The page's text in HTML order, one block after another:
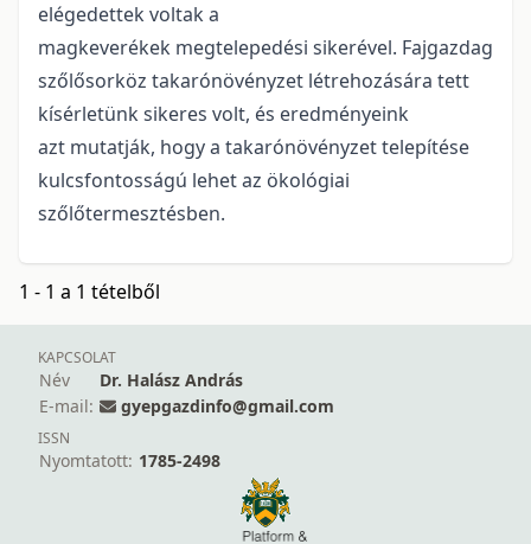
elégedettek voltak a
magkeverékek megtelepedési sikerével. Fajgazdag
szőlősorköz takarónövényzet létrehozására tett
kísérletünk sikeres volt, és eredményeink
azt mutatják, hogy a takarónövényzet telepítése
kulcsfontosságú lehet az ökológiai
szőlőtermesztésben.
1 - 1 a 1 tételből
KAPCSOLAT
Név
Dr. Halász András
E-mail:
gyepgazdinfo@gmail.com
ISSN
Nyomtatott: 1785-2498